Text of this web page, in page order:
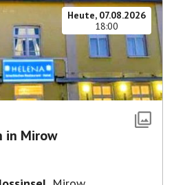
Heute, 07.08.2026
18:00
in Mirow